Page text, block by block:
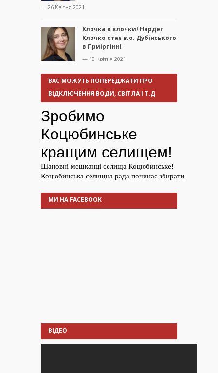
— 26 Квітня 2021
Клочка в клочки! Нардеп
Клочко стає в.о. Дубінського
в Приірпінні
— 10 Квітня 2021
ВАС МОЖУТЬ ПОПЕРЕДЖАТИ ПРО
ВІДКЛЮЧЕННЯ ВОДИ, СВІТЛА І Т.Д
МИ НА FACEBOOK
ВІДЕО